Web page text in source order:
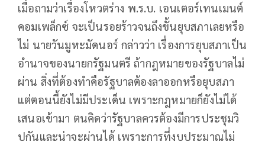
เมื่อถามว่าเรื่องโหวตร่าง พ.ร.บ. เอนเตอร์เทนเมนต์
คอมเพล็กซ์ จะเป็นรอยร้าวจนถึงขั้นยุบสภาเลยหรือ
ไม่ นายวันมูหะมัดนอร์ กล่าวว่า เรื่องการยุบสภาเป็น
อำนาจของนายกรัฐมนตรี ถ้ากฎหมายของรัฐบาลไม่
ผ่าน สิ่งที่ต้องทำคือรัฐบาลต้องลาออกหรือยุบสภา
แต่ตอนนี้ยังไม่มีประเด็น เพราะกฎหมายก็ยังไม่ได้
เสนอเข้ามา ตนคิดว่ารัฐบาลควรต้องมีการประชุมวิ
ปกันและน่าจะผ่านได้ เพราะการที่งบประมาณไม่